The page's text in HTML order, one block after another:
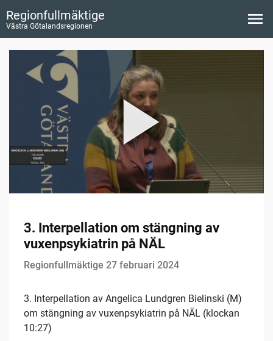
Regionfullmäktige
Västra Götalandsregionen
3. Interpellation om stängning av
vuxenpsykiatrin på NÄL
Regionfullmäktige 27 februari 2024
3. Interpellation av Angelica Lundgren Bielinski (M)
om stängning av vuxenpsykiatrin på NÄL (klockan
10:27)